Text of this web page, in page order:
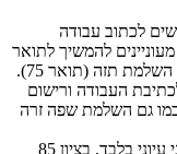
לכתוב עבודה
להמשיך לתואר
תזה (תואר 75).
העבודה ורישום
כמו גם השלמת שפה זרה
הרישום אפשרי בדיסציפלינה בה סיימו תואר שני עיוני בלבד, בציון 85